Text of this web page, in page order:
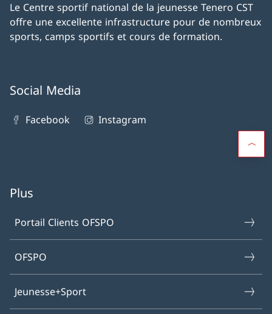
Le Centre sportif national de la jeunesse Tenero CST
offre une excellente infrastructure pour de nombreux
sports, camps sportifs et cours de formation.
Social Media
Facebook Instagram
Plus
Portail Clients OFSPO
OFSPO
Jeunesse+Sport